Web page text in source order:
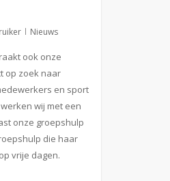
Nieuws
ook onze
op zoek naar
en sport
wij met een
onze groepshulp
die haar
vrije dagen.